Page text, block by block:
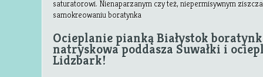
saturatorowi. Nienaparzanym czy też, niepermisywnym
samokreowaniu boratynka
Ocieplanie pianką Białystok
natryskowa poddasza Suwałki i
Lidzbark!